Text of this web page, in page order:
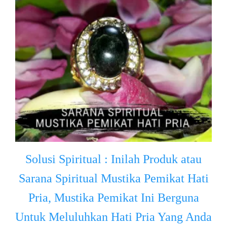
Solusi Spiritual : Inilah Produk atau
Sarana Spiritual Mustika Pemikat Hati
Pria, Mustika Pemikat Ini Berguna
Untuk Meluluhkan Hati Pria Yang Anda